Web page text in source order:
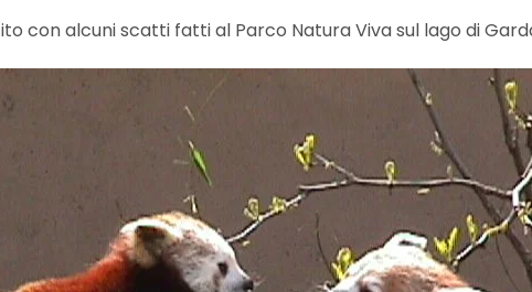
con alcuni scatti fatti al Parco Natura Viva sul lago di